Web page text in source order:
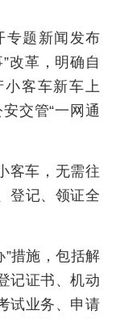
专题新闻发布
改革，明确自
客车新车上
交管“一网通
客车，无需往
登记、领证全
”措施，包括解
记证书、机动
试业务、申请